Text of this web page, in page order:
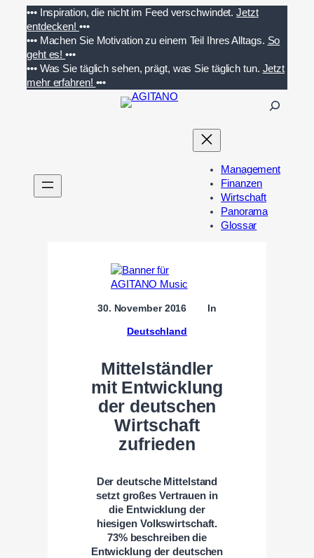
Inhalt
springen
••• Inspiration, die nicht im Feed verschwindet. Jetzt
entdecken! •••
••• Machen Sie Motivation zu einem Teil Ihres Alltags. So
geht es!•••
••• Was Sie täglich sehen, prägt, was Sie täglich tun. Jetzt
mehr erfahren! •••
n
Management
Finanzen
Wirtschaft
Panorama
Glossar
30. November 2016 In
Deutschland
Mittelständler
mit Entwicklung
der deutschen
Wirtschaft
zufrieden
Der deutsche Mittelstand
setzt großes Vertrauen in
die Entwicklung der
hiesigen Volkswirtschaft.
73% beschreiben die
Entwicklung der deutschen